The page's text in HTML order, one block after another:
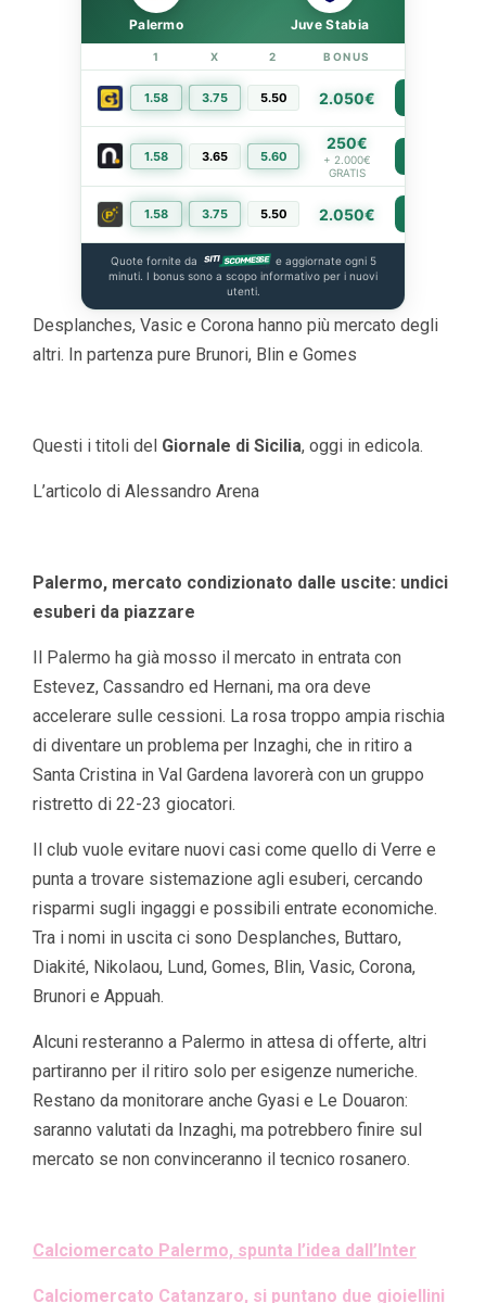
Palermo Juve Stabia
1 X 2 BONUS
1.58 3.75 5.50 2.050€
1.58 3.65 5.60
250€
+ 2.000€
GRATIS
1.58 3.75 5.50 2.050€
Quote fornite da
e aggiornate ogni 5
minuti. I bonus sono a scopo informativo per i nuovi
utenti.
Desplanches, Vasic e Corona hanno più mercato degli
altri. In partenza pure Brunori, Blin e Gomes
Questi i titoli del Giornale di Sicilia, oggi in edicola.
L’articolo di Alessandro Arena
Palermo, mercato condizionato dalle uscite: undici
esuberi da piazzare
Il Palermo ha già mosso il mercato in entrata con
Estevez, Cassandro ed Hernani, ma ora deve
accelerare sulle cessioni. La rosa troppo ampia rischia
di diventare un problema per Inzaghi, che in ritiro a
Santa Cristina in Val Gardena lavorerà con un gruppo
ristretto di 22-23 giocatori.
Il club vuole evitare nuovi casi come quello di Verre e
punta a trovare sistemazione agli esuberi, cercando
risparmi sugli ingaggi e possibili entrate economiche.
Tra i nomi in uscita ci sono Desplanches, Buttaro,
Diakité, Nikolaou, Lund, Gomes, Blin, Vasic, Corona,
Brunori e Appuah.
Alcuni resteranno a Palermo in attesa di offerte, altri
partiranno per il ritiro solo per esigenze numeriche.
Restano da monitorare anche Gyasi e Le Douaron:
saranno valutati da Inzaghi, ma potrebbero finire sul
mercato se non convinceranno il tecnico rosanero.
Calciomercato Palermo, spunta l’idea dall’Inter
Calciomercato Catanzaro, si puntano due gioiellini